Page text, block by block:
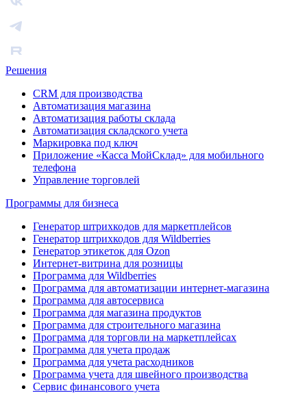
Решения
CRM для производства
Автоматизация магазина
Автоматизация работы склада
Автоматизация складского учета
Маркировка под ключ
Приложение «Касса МойСклад» для мобильного
телефона
Управление торговлей
Программы для бизнеса
Генератор штрихкодов для маркетплейсов
Генератор штрихкодов для Wildberries
Генератор этикеток для Ozon
Интернет-витрина для розницы
Программа для Wildberries
Программа для автоматизации интернет-магазина
Программа для автосервиса
Программа для магазина продуктов
Программа для строительного магазина
Программа для торговли на маркетплейсах
Программа для учета продаж
Программа для учета расходников
Программа учета для швейного производства
Сервис финансового учета